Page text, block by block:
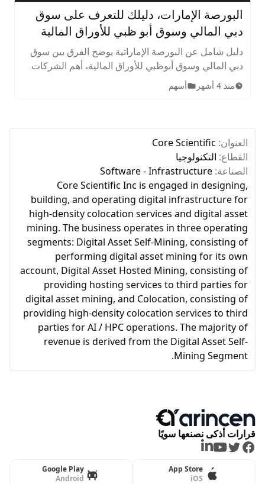
البورصة الإمارات، دليلك للتعرف على سوق
دبي المالي وسوق أبو ظبي للأوراق المالية
دليل شامل عن البورصة الإماراتية يوضح الفرق بين سوق
دبي المالي وسوق أبوظبي للأوراق المالية، أهم الشركات
المدرجة، الأصول المتاحة، ساعات التداول، وخطوات
الاستثمار للمبتدئين.
منذ 4 أشهر أسهم
العنوان: Core Scientific
القطاع: التكنولوجيا
الصناعة: Software - Infrastructure
Core Scientific Inc is engaged in designing,
building, and operating digital infrastructure for
high-density colocation services and digital asset
mining. The business operates in three operating
segments: Digital Asset Self-Mining, consisting of
performing digital asset mining for its own
account, Digital Asset Hosted Mining, consisting of
providing hosting services to third parties for
digital asset mining, and Colocation, consisting of
providing high-density colocation services to third
parties for AI / HPC operations. The majority of
revenue is derived from the Digital Asset Self-
Mining Segment.
قرارات أذكى نصنعها سويًا
Facebook
Twitter
Youtube
LinkedIn
App Store
iOS
Google Play
Android